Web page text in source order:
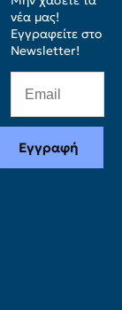
νέα μας!
Εγγραφείτε στο
Newsletter!
Εγγραφή